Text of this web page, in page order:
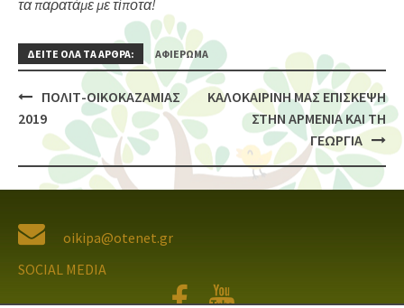
τα παρατάμε με τίποτα!
ΔΕΙΤΕ ΟΛΑ ΤΑ ΑΡΘΡΑ: ΑΦΙΈΡΩΜΑ
Post
navigation
ΠΟΛΙΤ-ΟΙΚΟΚΑΖΑΜΙΑΣ
2019
ΚΑΛΟΚΑΙΡΙΝΗ ΜΑΣ ΕΠΙΣΚΕΨΗ
ΣΤΗΝ ΑΡΜΕΝΙΑ ΚΑΙ ΤΗ
ΓΕΩΡΓΙΑ
oikipa@otenet.gr
SOCIAL MEDIA